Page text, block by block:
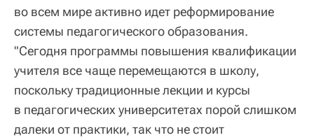
во всем мире активно идет реформирование
системы педагогического образования.
"Сегодня программы повышения квалификации
учителя все чаще перемещаются в школу,
поскольку традиционные лекции и курсы
в педагогических университетах порой слишком
далеки от практики, так что не стоит